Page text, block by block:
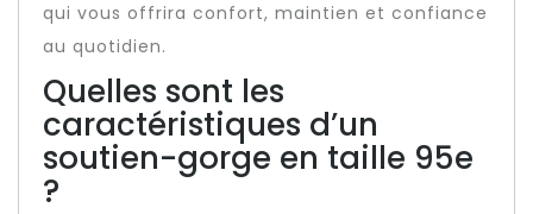
qui vous offrira confort, maintien et confiance
au quotidien.
Quelles sont les
caractéristiques d’un
soutien-gorge en taille 95e
?